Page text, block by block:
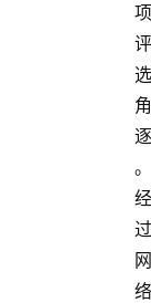
项
评
选
角
逐
。
经
过
网
络